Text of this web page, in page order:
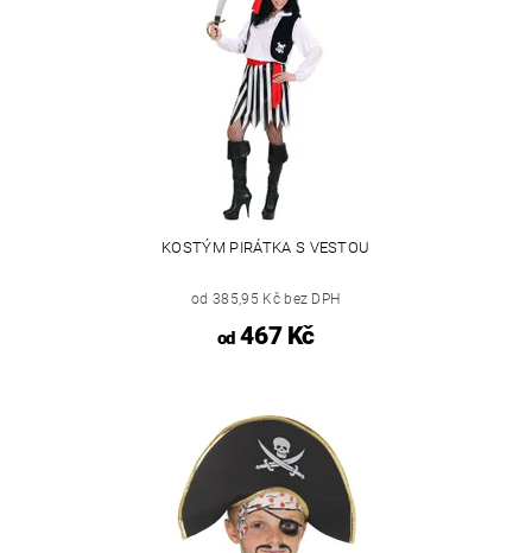
KOSTÝM PIRÁTKA S VESTOU
od 385,95 Kč bez DPH
od467 Kč